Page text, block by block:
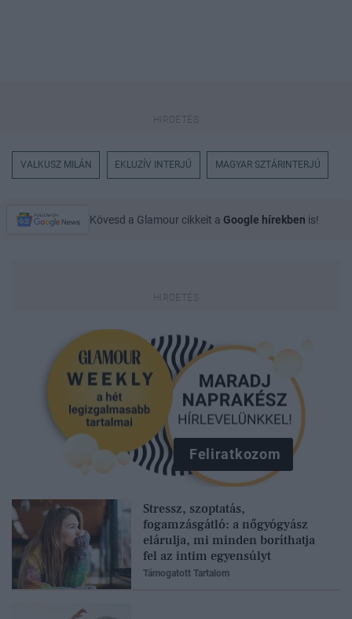
VALKUSZ MILÁN EKLUZÍV INTERJÚ MAGYAR SZTÁRINTERJÚ
Kövesd a Glamour cikkeit a Google hírekben is!
Feliratkozom
Stressz, szoptatás,
fogamzásgátló: a nőgyógyász
elárulja, mi minden boríthatja
fel az intim egyensúlyt
Támogatott Tartalom